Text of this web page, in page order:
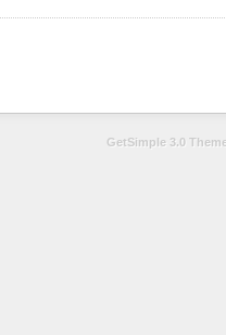
GetSimple 3.0